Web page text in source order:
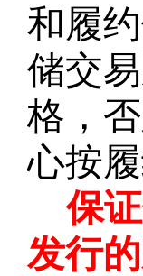
和履
储交
格，
心按
保
发行